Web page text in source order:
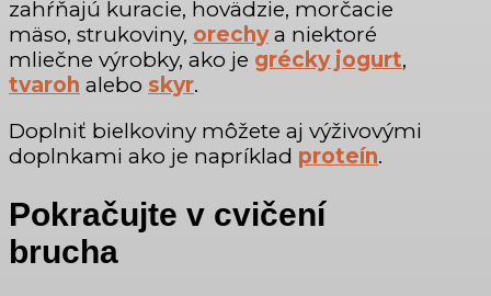
zahŕňajú kuracie, hovädzie, morčacie
mäso, strukoviny, orechya niektoré
mliečne výrobky, ako je grécky jogurt,
tvaroh alebo skyr.
Doplniť bielkoviny môžete aj výživovými
doplnkami ako je napríklad proteín.
Pokračujte v cvičení
brucha